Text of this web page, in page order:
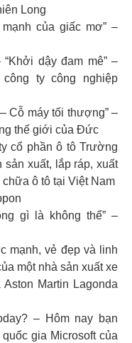
Long
của giấc mơ” –
“Khởi dậy đam mê” –
ty công nghiệp
Cỗ máy tối thượng” –
thế giới của Đức
cổ phần ô tô Trường
sản xuất, lắp ráp, xuất
ô tô tại Việt Nam
gì là không thể” –
mạnh, vẻ đẹp và linh
một nhà sản xuất xe
Martin Lagonda
– Hôm nay bạn
gia Microsoft của